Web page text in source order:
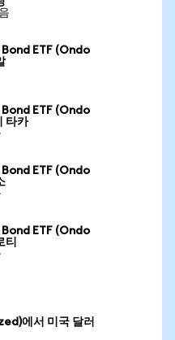
ETF (Ondo
ETF (Ondo
타카
ETF (Ondo
ETF (Ondo
티
에서 미국 달러